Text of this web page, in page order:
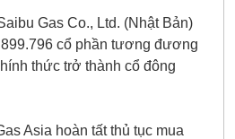
Gas Co., Ltd. (Nhật Bản)
cổ phần tương đương
thức trở thành cổ đông
Asia hoàn tất thủ tục mua